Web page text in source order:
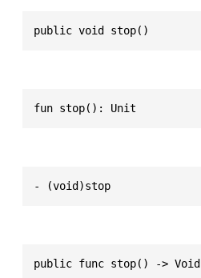
public void stop()
fun stop(): Unit
- (void)stop
public func stop() -> Void